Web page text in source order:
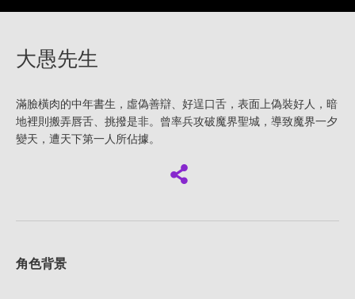
大愚先生
滿臉橫肉的中年書生，虛偽善辯、好逞口舌，表面上偽裝好人，暗
地裡則搬弄唇舌、挑撥是非。曾率兵攻破魔界聖城，導致魔界一夕
變天，遭天下第一人所佔據。
角色背景